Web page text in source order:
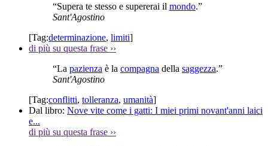
“Supera te stesso e supererai il mondo.”
Sant'Agostino
[Tag:determinazione, limiti]
di più su questa frase ››
“La pazienza è la compagna della saggezza.”
Sant'Agostino
[Tag:conflitti, tolleranza, umanità]
Dal libro: Nove vite come i gatti: I miei primi novant'anni laici
e...
di più su questa frase ››